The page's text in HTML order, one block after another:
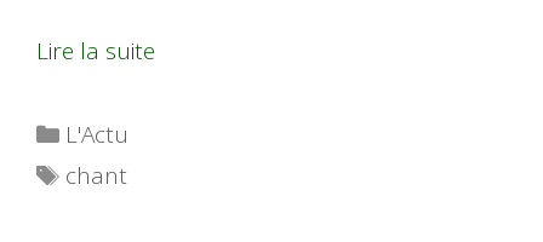
Lire la suite
Catégories
L'Actu
Étiquettes
chant